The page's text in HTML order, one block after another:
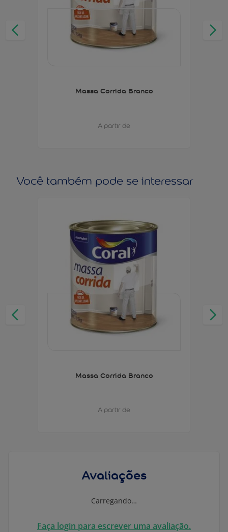
Massa Corrida Branco
A partir de
Você também pode se interessar
Massa Corrida Branco
A partir de
Avaliações
Carregando…
Faça login para escrever uma avaliação.